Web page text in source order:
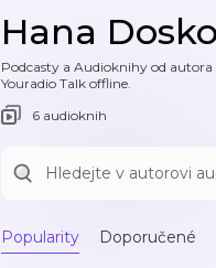
Hana
Podcasty a Audioknihy od autora
Youradio Talk offline.
6 audioknih
Popularity Doporučené